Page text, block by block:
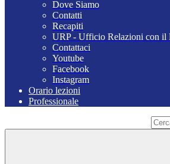
Dove Siamo
Contatti
Recapiti
URP - Ufficio Relazioni con il
Contattaci
Youtube
Facebook
Instagram
Orario lezioni
Professionale